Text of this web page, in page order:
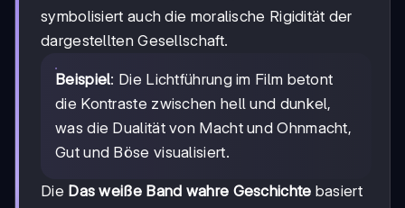
symbolisiert auch die moralische Rigidität der
dargestellten Gesellschaft.
Beispiel: Die Lichtführung im Film betont
die Kontraste zwischen hell und dunkel,
was die Dualität von Macht und Ohnmacht,
Gut und Böse visualisiert.
Die Das weiße Band wahre Geschichte basiert